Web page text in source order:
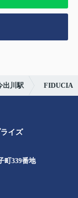
出川駅 FIDUCIA
イズ
町339番地​​